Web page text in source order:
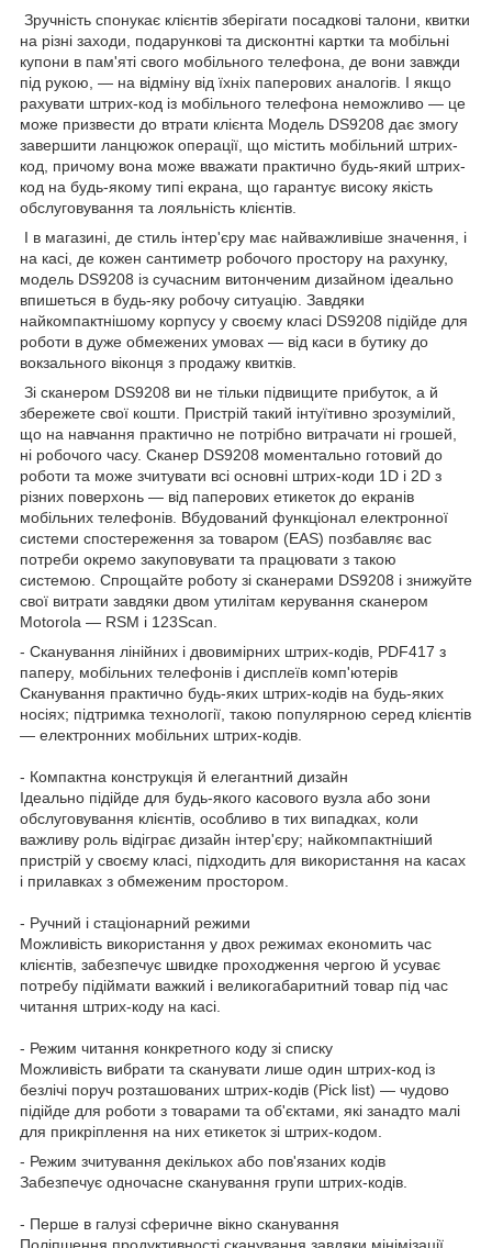
Зручність спонукає клієнтів зберігати посадкові талони, квитки
на різні заходи, подарункові та дисконтні картки та мобільні
купони в пам'яті свого мобільного телефона, де вони завжди
під рукою, — на відміну від їхніх паперових аналогів. І якщо
рахувати штрих-код із мобільного телефона неможливо — це
може призвести до втрати клієнта Модель DS9208 дає змогу
завершити ланцюжок операції, що містить мобільний штрих-
код, причому вона може вважати практично будь-який штрих-
код на будь-якому типі екрана, що гарантує високу якість
обслуговування та лояльність клієнтів.
І в магазині, де стиль інтер'єру має найважливіше значення, і
на касі, де кожен сантиметр робочого простору на рахунку,
модель DS9208 із сучасним витонченим дизайном ідеально
впишеться в будь-яку робочу ситуацію. Завдяки
найкомпактнішому корпусу у своєму класі DS9208 підійде для
роботи в дуже обмежених умовах — від каси в бутику до
вокзального віконця з продажу квитків.
Зі сканером DS9208 ви не тільки підвищите прибуток, а й
збережете свої кошти. Пристрій такий інтуїтивно зрозумілий,
що на навчання практично не потрібно витрачати ні грошей,
ні робочого часу. Сканер DS9208 моментально готовий до
роботи та може зчитувати всі основні штрих-коди 1D і 2D з
різних поверхонь — від паперових етикеток до екранів
мобільних телефонів. Вбудований функціонал електронної
системи спостереження за товаром (EAS) позбавляє вас
потреби окремо закуповувати та працювати з такою
системою. Спрощайте роботу зі сканерами DS9208 і знижуйте
свої витрати завдяки двом утилітам керування сканером
Motorola — RSM і 123Scan.
- Сканування лінійних і двовимірних штрих-кодів, PDF417 з
паперу, мобільних телефонів і дисплеїв комп'ютерів
Сканування практично будь-яких штрих-кодів на будь-яких
носіях; підтримка технології, такою популярною серед клієнтів
— електронних мобільних штрих-кодів.
- Компактна конструкція й елегантний дизайн
Ідеально підійде для будь-якого касового вузла або зони
обслуговування клієнтів, особливо в тих випадках, коли
важливу роль відіграє дизайн інтер'єру; найкомпактніший
пристрій у своєму класі, підходить для використання на касах
і прилавках з обмеженим простором.
- Ручний і стаціонарний режими
Можливість використання у двох режимах економить час
клієнтів, забезпечує швидке проходження чергою й усуває
потребу підіймати важкий і великогабаритний товар під час
читання штрих-коду на касі.
- Режим читання конкретного коду зі списку
Можливість вибрати та сканувати лише один штрих-код із
безлічі поруч розташованих штрих-кодів (Pick list) — чудово
підійде для роботи з товарами та об'єктами, які занадто малі
для прикріплення на них етикеток зі штрих-кодом.
- Режим зчитування декількох або пов'язаних кодів
Забезпечує одночасне сканування групи штрих-кодів.
- Перше в галузі сферичне вікно сканування
Поліпшення продуктивності сканування завдяки мінімізації